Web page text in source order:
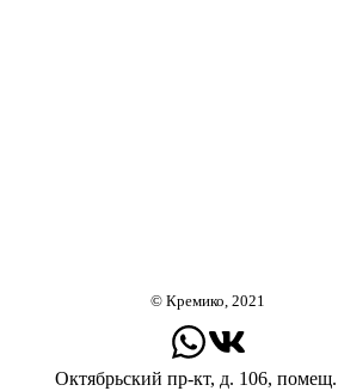
© Кремико, 2021
Октябрьский пр-кт, д. 106, помещ.